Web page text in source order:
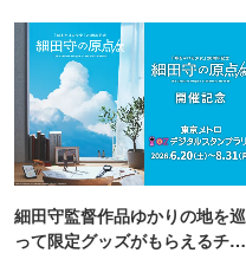
細田守監督作品ゆかりの地を巡
って限定グッズがもらえるチャ